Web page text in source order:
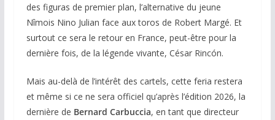
des figuras de premier plan, l’alternative du jeune
Nîmois Nino Julian face aux toros de Robert Margé. Et
surtout ce sera le retour en France, peut-être pour la
dernière fois, de la légende vivante, César Rincón.
Mais au-delà de l’intérêt des cartels, cette feria restera
et même si ce ne sera officiel qu’après l’édition 2026, la
dernière de Bernard Carbuccia, en tant que directeur